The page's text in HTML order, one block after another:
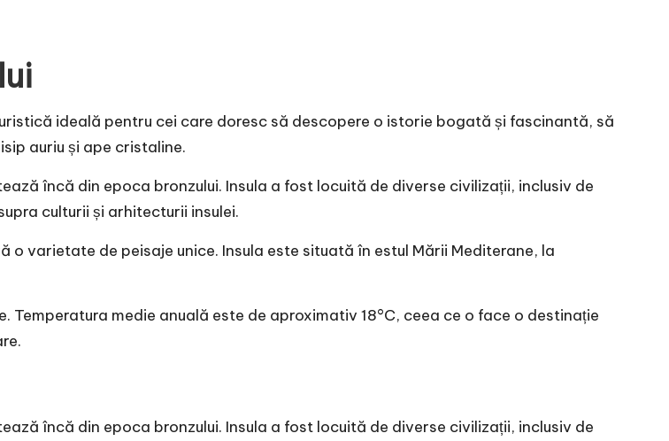
ideală pentru cei care doresc să descopere o istorie bogată și fascinantă, să
auriu și ape cristaline.
încă din epoca bronzului. Insula a fost locuită de diverse civilizații, inclusiv de
culturii și arhitecturii insulei.
varietate de peisaje unice. Insula este situată în estul Mării Mediterane, la
Temperatura medie anuală este de aproximativ 18°C, ceea ce o face o destinație
încă din epoca bronzului. Insula a fost locuită de diverse civilizații, inclusiv de